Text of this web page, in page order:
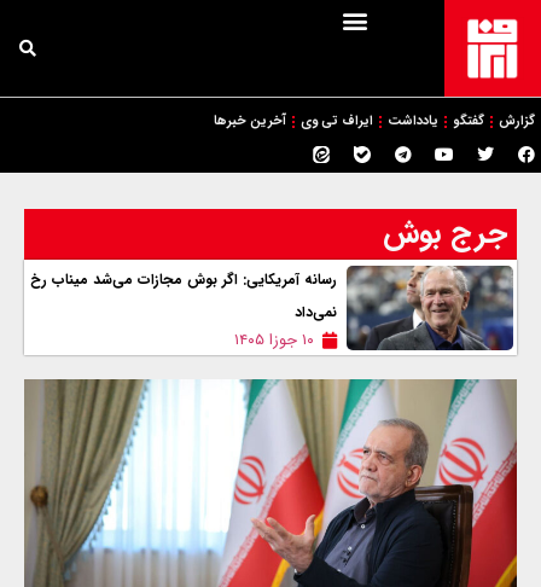
گزارش گفتگو یادداشت ایراف تی وی آخرین خبرها
جرج بوش
رسانه آمریکایی: اگر بوش مجازات می‌شد میناب رخ
نمی‌داد
۱۰ جوزا ۱۴۰۵